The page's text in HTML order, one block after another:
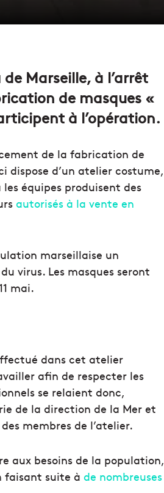
Marseille, à l’arrêt
de masques «
à l’opération.
de la fabrication de
dispose d’un atelier costume,
équipes produisent des
autorisés à la vente en
marseillaise un
virus. Les masques seront
mai.
dans cet atelier
afin de respecter les
se relaient donc,
de la direction de la Mer et
membres de l’atelier.
aux besoins de la population,
faisant suite à de nombreuses